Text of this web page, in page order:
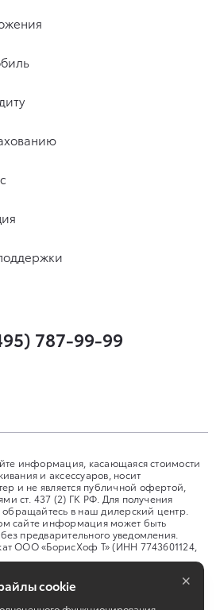
787-99-99
информация, касающаяся стоимости
и аксессуаров, носит
и не является публичной офертой,
ст. 437 (2) ГК РФ. Для получения
в наш дилерский центр.
сайте информация может быть
предварительного уведомления.
ООО «БорисХоф Т» (ИНН 7743601124,
cookie ×